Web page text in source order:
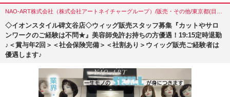
◇イオンスタイル碑文谷店◇ウィッグ販売スタッフ募集『カットやサロ
ンワークのご経験は不問★』美容師免許お持ちの方優遇！19:15定時退勤
♪＜賞与年2回＞＜社会保険完備＞＜社割あり＞ウィッグ販売ご経験者は
優遇します♪